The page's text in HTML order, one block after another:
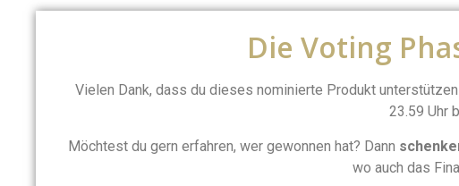
Die Voting
Vielen Dank, dass du dieses nominierte Produkt
23.59 Uhr
Möchtest du gern erfahren, wer gewonnen hat? Dann
wo auch das